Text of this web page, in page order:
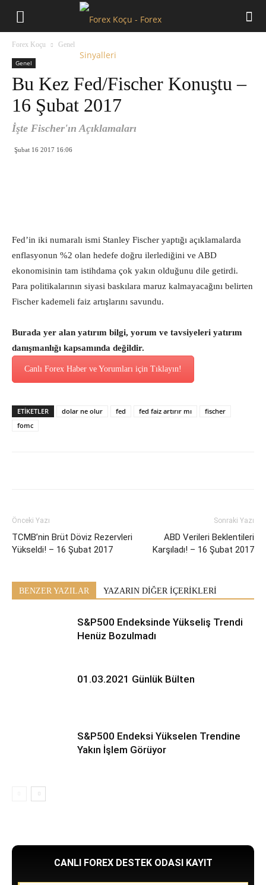
Forex Koçu Genel
Genel
Bu Kez Fed/Fischer Konuştu –
16 Şubat 2017
İşte Fischer'ın Açıklamaları
Şubat 16 2017 16:06
Fed’in iki numaralı ismi Stanley Fischer yaptığı açıklamalarda
enflasyonun %2 olan hedefe doğru ilerlediğini ve ABD
ekonomisinin tam istihdama çok yakın olduğunu dile getirdi.
Para politikalarının siyasi baskılara maruz kalmayacağını belirten
Fischer kademeli faiz artışlarını savundu.
Burada yer alan yatırım bilgi, yorum ve tavsiyeleri yatırım
danışmanlığı kapsamında değildir.
Canlı Forex Haber ve Yorumları için Tıklayın!
ETİKETLER dolar ne olur fed fed faiz artırır mı
fischer
fomc
Önceki Yazı
TCMB’nin Brüt Döviz Rezervleri
Yükseldi! – 16 Şubat 2017
Sonraki Yazı
ABD Verileri Beklentileri
Karşıladı! – 16 Şubat 2017
BENZER YAZILAR YAZARIN DİĞER İÇERİKLERİ
S&P500 Endeksinde Yükseliş Trendi
Henüz Bozulmadı
01.03.2021 Günlük Bülten
S&P500 Endeksi Yükselen Trendine
Yakın İşlem Görüyor
CANLI FOREX DESTEK ODASI KAYIT